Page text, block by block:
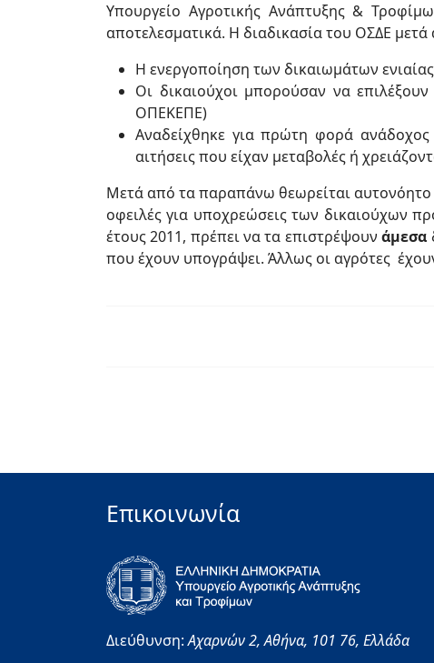
Υπουργείο Αγροτικής Ανάπτυξης &
αποτελεσματικά. Η διαδικασία του ΟΣΔΕ
Η ενεργοποίηση των δικαιωμάτων
Οι δικαιούχοι μπορούσαν να
ΟΠΕΚΕΠΕ)
Αναδείχθηκε για πρώτη φορά
αιτήσεις που είχαν μεταβολές ή
Μετά από τα παραπάνω θεωρείται αυτονόητο
οφειλές για υποχρεώσεις των δικαιούχων
έτους 2011, πρέπει να τα επιστρέψουνάμεσα
που έχουν υπογράψει. Άλλως οι αγρότες
Επικοινωνία
Διεύθυνση:Αχαρνών 2,Αθήνα, 101 76, Ελλάδα